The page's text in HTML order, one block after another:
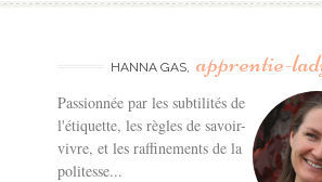
HANNA GAS, apprentie-
Passionnée par les subtilités de
l'étiquette, les règles de savoir-
vivre, et les raffinements de la
politesse...